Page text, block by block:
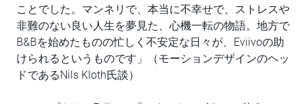
ことでした。マンネリで、本当に不幸せで、ストレスや
非難のない良い人生を夢見た、心機一転の物語。地方で
B&Bを始めたものの忙しく不安定な日々が、Eviivoの助
けられるというものです」（モーションデザインのヘッ
ドであるNils Kloth氏談）